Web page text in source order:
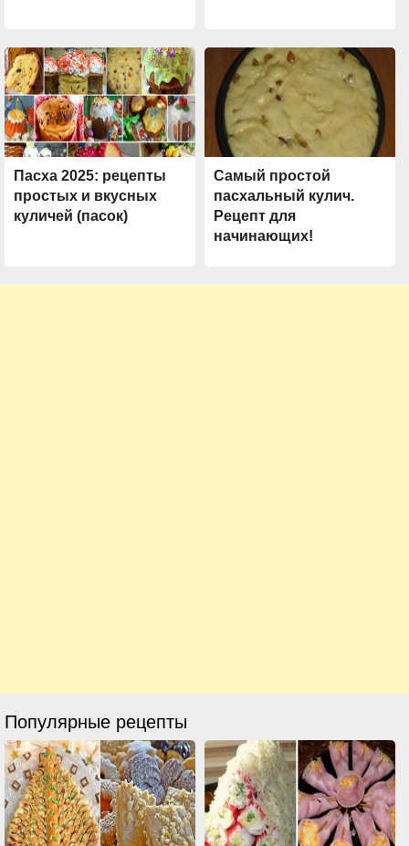
Пасха 2025: рецепты
простых и вкусных
куличей (пасок)
Самый простой
пасхальный кулич.
Рецепт для
начинающих!
Популярные рецепты